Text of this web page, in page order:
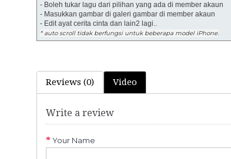
- Boleh tukar lagu dari pilihan yang ada di member akaun
- Masukkan gambar di galeri gambar di member akaun
- Edit ayat cerita cinta dan lain2 lagi..
* auto scroll tidak berfungsi untuk beberapa model iPhone.
Reviews (0) Video
Write a review
Your Name